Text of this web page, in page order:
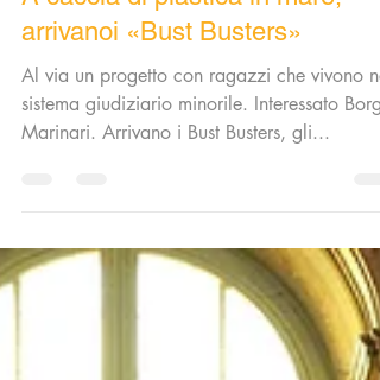
massimofedele
27 mag 2022
Tempo di lettura: 1 min
A caccia di plastica in mare,
arrivanoi «Bust Busters»
Marinari. Arrivano i Bust Busters, gli...